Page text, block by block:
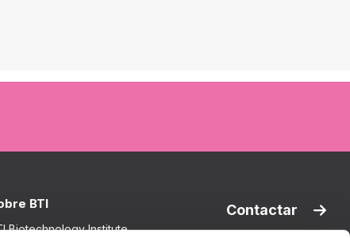
BTI
Biotechnology Institute
Contactar